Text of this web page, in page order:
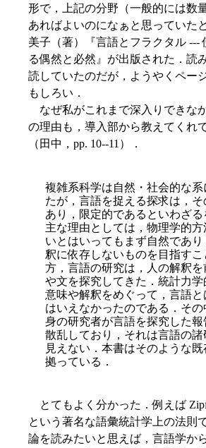
形で，上記の分野（一般的には数
あればよいのになぁと思っていた
美子（著）『言語とフラクタル ---
る偶然と必然』が出版された．読
読していたのだが，ようやくペー
もしろい．
なぜ私がこれまで深入りできな
の理由も，導入部から教えてくれ
（田中，pp. 10--11）．
複雑系科学は自然・社会的な系
たが，言語を捉える探求は，
あり，限定的であるといわざ
主な理由としては，物理学的
いとはいってもまず自然であ
釈に依存しないものを目指す
方，言語の研究は，人の解釈
や文を探究してきた．統計力学
意味や解釈をめ ぐって，言語
はいえなかったのである．そ
身の研究者が言語を探究した
散乱しており，それは言語の
見えない．本書はそのような
拠っている．
とてもよく分かった．例えば
という著名な語彙統計学上の法則
論を読みたいと思えば，言語学か